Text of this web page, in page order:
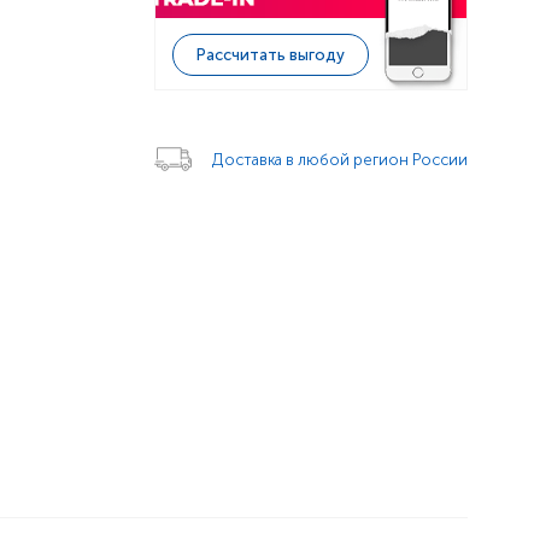
Рассчитать выгоду
Доставка в любой регион России